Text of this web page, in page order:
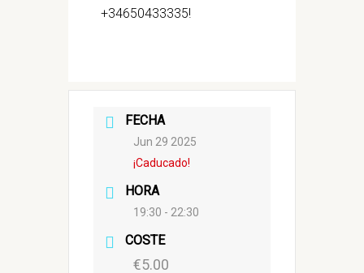
+34650433335!
FECHA
Jun 29 2025
¡Caducado!
HORA
19:30 - 22:30
COSTE
€5.00